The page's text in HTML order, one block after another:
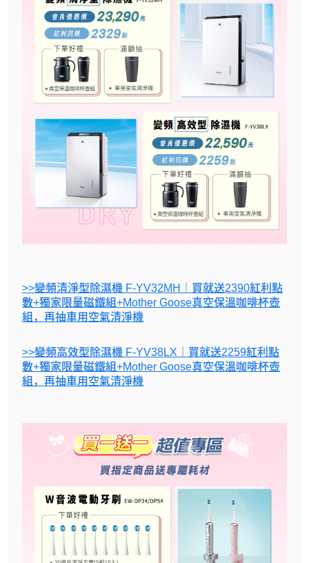
>>變頻清淨型除濕機 F-YV32MH｜買就送2390紅利點
數+獨家限量磁鐵組+Mother Goose真空保溫咖啡杯壺
組，再抽車用空氣清淨機
>>變頻高效型除濕機 F-YV38LX｜買就送2259紅利點
數+獨家限量磁鐵組+Mother Goose真空保溫咖啡杯壺
組，再抽車用空氣清淨機